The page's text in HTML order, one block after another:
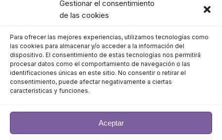
Gestionar el consentimiento
de las cookies
Para ofrecer las mejores experiencias, utilizamos tecnologías como
las cookies para almacenar y/o acceder a la información del
dispositivo. El consentimiento de estas tecnologías nos permitirá
procesar datos como el comportamiento de navegación o las
identificaciones únicas en este sitio. No consentir o retirar el
consentimiento, puede afectar negativamente a ciertas
características y funciones.
Aceptar
agosto 2023
julio 2023
junio 2023
mayo 2023
abril 2023
marzo 2023